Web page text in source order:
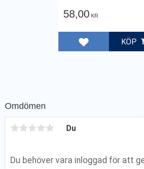
Omdömen
Du
58,00KR
Lägg till i favoriter
KÖP